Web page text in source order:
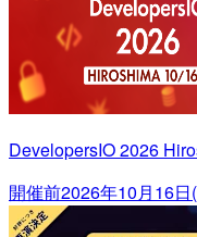
DevelopersIO 2026
開催前2026年10月16日